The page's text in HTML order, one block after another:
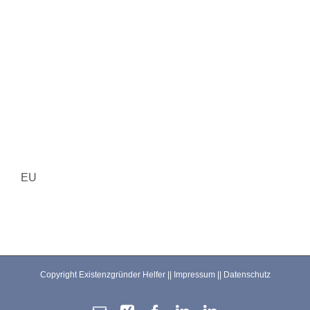
EU
Copyright Existenzgründer Helfer || Impressum|| Datenschutz